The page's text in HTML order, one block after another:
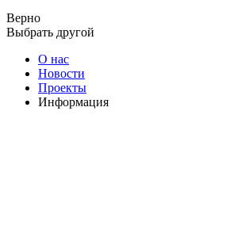
Верно
Выбрать другой
О нас
Новости
Проекты
Информация